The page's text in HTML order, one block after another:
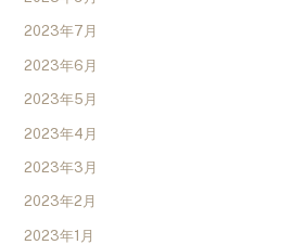
2023年7月
2023年6月
2023年5月
2023年4月
2023年3月
2023年2月
2023年1月